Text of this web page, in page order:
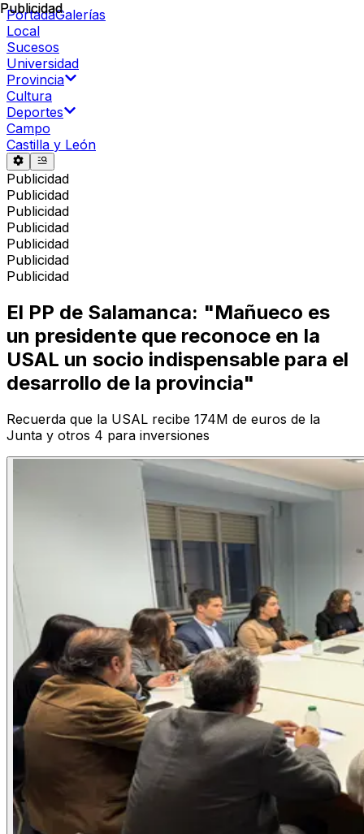
PortadaGalerías
Local
Sucesos
Universidad
Provincia
Cultura
Deportes
Campo
Castilla y León
Publicidad
Publicidad
Publicidad
Publicidad
Publicidad
Publicidad
Publicidad
Publicidad
El PP de Salamanca: "Mañueco es
un presidente que reconoce en la
USAL un socio indispensable para el
desarrollo de la provincia"
Recuerda que la USAL recibe 174M de euros de la
Junta y otros 4 para inversiones
Publicidad